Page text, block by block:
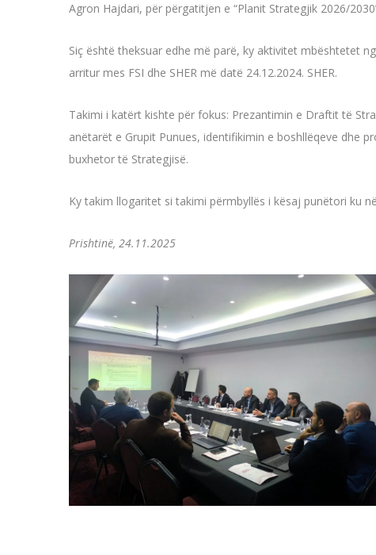
Agron Hajdari, për përgatitjen e “Planit Strategjik 2026/
Siç është theksuar edhe më parë, ky aktivitet mbështetet
arritur mes FSI dhe SHER më datë 24.12.2024. SHER.
Takimi i katërt kishte për fokus: Prezantimin e Draftit të
anëtarët e Grupit Punues, identifikimin e boshllëqeve dhe
buxhetor të Strategjisë.
Ky takim llogaritet si takimi përmbyllës i kësaj punëtori ku
Prishtinë, 24.11.2025